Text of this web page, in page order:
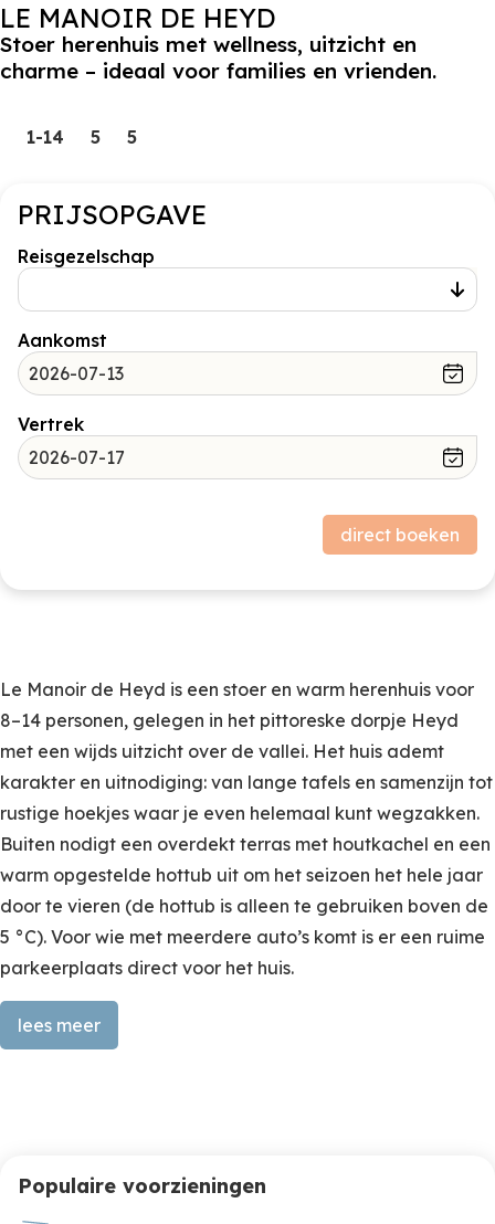
LE MANOIR DE HEYD
Stoer herenhuis met wellness, uitzicht en
charme – ideaal voor families en vrienden.
1-14 5 5
PRIJSOPGAVE
Reisgezelschap
Aankomst
Vertrek
direct boeken
Le Manoir de Heyd is een stoer en warm herenhuis voor
8–14 personen, gelegen in het pittoreske dorpje Heyd
met een wijds uitzicht over de vallei. Het huis ademt
karakter en uitnodiging: van lange tafels en samenzijn tot
rustige hoekjes waar je even helemaal kunt wegzakken.
Buiten nodigt een overdekt terras met houtkachel en een
warm opgestelde hottub uit om het seizoen het hele jaar
door te vieren (de hottub is alleen te gebruiken boven de
5 °C). Voor wie met meerdere auto’s komt is er een ruime
parkeerplaats direct voor het huis.
vaatwasser, filterkoffiezetter en Nespresso. Er is veel
lees meer
Populaire voorzieningen